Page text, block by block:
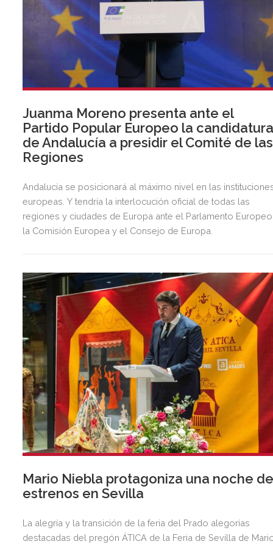
Juanma Moreno presenta ante el
Partido Popular Europeo la
de Andalucía a presidir el Comité de las
Regiones
Andalucía se posicionará al máximo nivel en las
europeas. Y tendría la interlocución oficial de todas las
regiones y ciudades de Europa ante el Parlamento
la Comisión Europea y el Consejo de Europa.
Mario Niebla protagoniza una noche
estrenos en Sevilla
La alegría y la transición de la feria del Prado alegorías
destacadas del pregón ÁTICA de la Feria de Sevilla de